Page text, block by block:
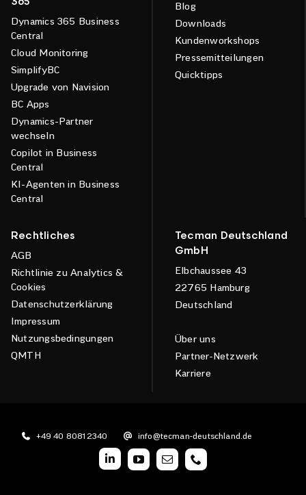
Dynamics 365 Business
Central
Cloud Monitoring
SimplifyBC
Upgrade von Navision
BC Apps
Dynamics-Partner
wechseln
Copilot in Business
Central
KI-Agenten in Business
Central
Blog
Downloads
Kundenworkshops
Pressemitteilungen
Quicktipps
Rechtliches
AGB
Richtlinie zu Analytics &
Cookies
Datenschutzerklärung
Impressum
Nutzungsbedingungen
QMTH
Tecman Deutschland
GmbH
Elbchaussee 43
22765 Hamburg
Deutschland
Über uns
Partner-Netzwerk
Karriere
+49 40 80812340 info@tecman-deutschland.de